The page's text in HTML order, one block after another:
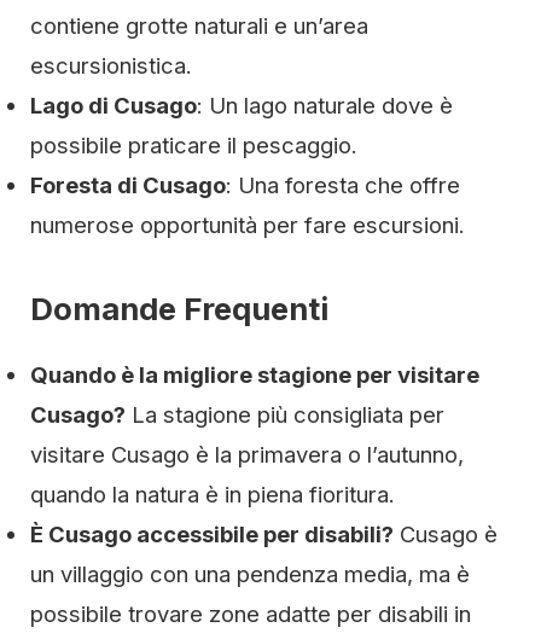
contiene grotte naturali e un’area
escursionistica.
Lago di Cusago: Un lago naturale dove è
possibile praticare il pescaggio.
Foresta di Cusago: Una foresta che offre
numerose opportunità per fare escursioni.
Domande Frequenti
Quando è la migliore stagione per visitare
Cusago? La stagione più consigliata per
visitare Cusago è la primavera o l’autunno,
quando la natura è in piena fioritura.
È Cusago accessibile per disabili? Cusago è
un villaggio con una pendenza media, ma è
possibile trovare zone adatte per disabili in